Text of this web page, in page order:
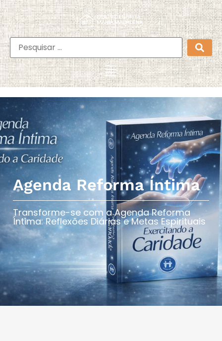
Agenda Reforma Íntima
Transforme-se com a Agenda Reforma
Íntima: Reflexões Diárias e Metas Espirituais​